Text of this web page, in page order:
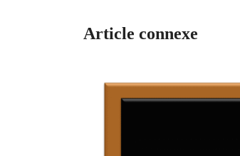
Article connexe